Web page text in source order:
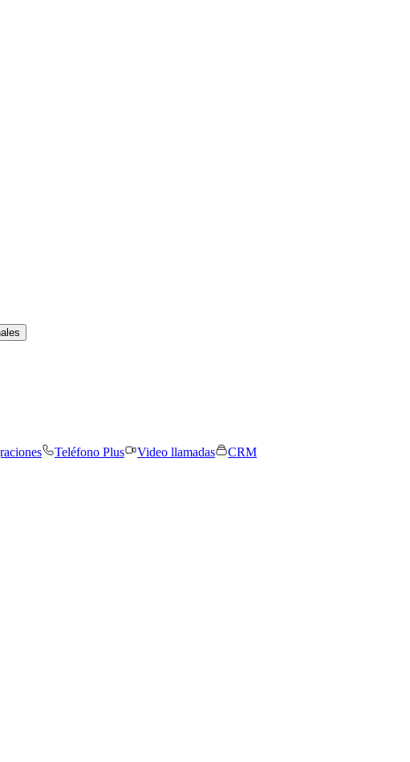
Teléfono Plus Video llamadas
CRM